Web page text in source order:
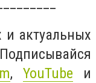
и актуальных
,YouTube и